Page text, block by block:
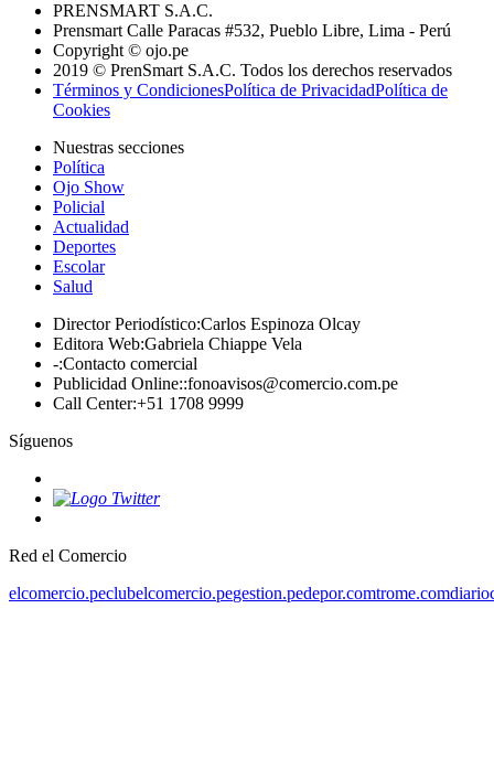
PRENSMART S.A.C.
Prensmart Calle Paracas #532, Pueblo Libre, Lima - Perú
Copyright © ojo.pe
2019 © PrenSmart S.A.C. Todos los derechos reservados
Términos y CondicionesPolítica de PrivacidadPolítica de
Cookies
Nuestras secciones
Política
Ojo Show
Policial
Actualidad
Deportes
Escolar
Salud
Director Periodístico:Carlos Espinoza Olcay
Editora Web:Gabriela Chiappe Vela
-:Contacto comercial
Publicidad Online::fonoavisos@comercio.com.pe
Call Center:+51 1708 9999
Síguenos
Red el Comercio
elcomercio.peclubelcomercio.pegestion.pedepor.comtrome.com